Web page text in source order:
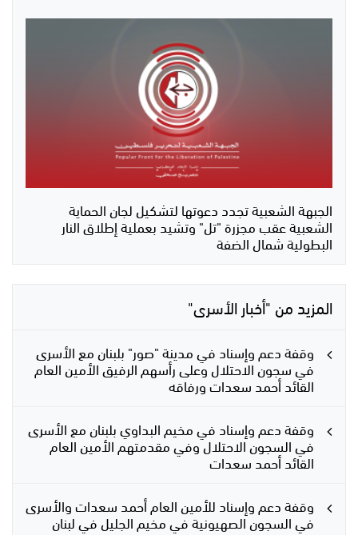
الجبهة الشعبية تجدد دعوتها لتشكيل لجان الحماية
الشعبية عقب مجزرة "تل" وتشيد بعملية إطلاق النار
البطولية شمال الضفة
المزيد من "أخبار الأسرى"
وقفة دعم وإسناد في مدينة "صور" بلبنان مع الأسرى
في سجون الاحتلال وعلى رأسهم الرفيق الأمين العام
القائد أحمد سعدات ورفاقه
وقفة دعم وإسناد في مخيم البداوي بلبنان مع الأسرى
في السجون الاحتلال وفي مقدمتهم الأمين العام
القائد أحمد سعدات
وقفة دعم وإسناد للأمين العام أحمد سعدات والأسرى
في السجون الصهيونية في مخيم الجليل في لبنان